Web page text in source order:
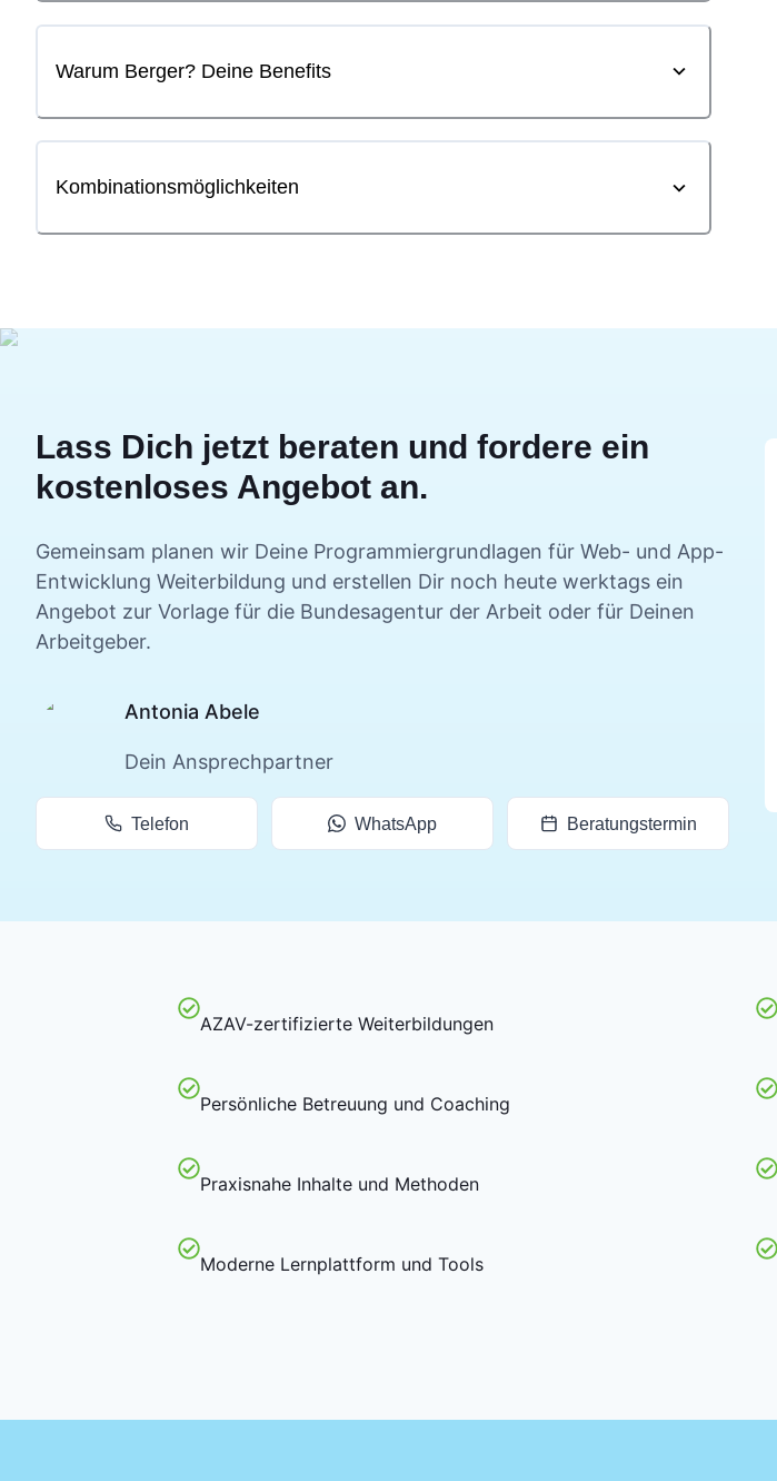
Warum Berger? Deine Benefits
Kombinationsmöglichkeiten
Lass Dich jetzt beraten und fordere ein
kostenloses Angebot an.
Gemeinsam planen wir Deine Programmiergrundlagen für Web- und App-
Entwicklung Weiterbildung und erstellen Dir noch heute werktags ein
Angebot zur Vorlage für die Bundesagentur der Arbeit oder für Deinen
Arbeitgeber.
Antonia Abele
Dein Ansprechpartner
Telefon WhatsApp Beratungstermin
AZAV-zertifizierte Weiterbildungen
Persönliche Betreuung und Coaching
Praxisnahe Inhalte und Methoden
Moderne Lernplattform und Tools